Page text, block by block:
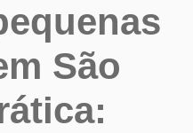
São